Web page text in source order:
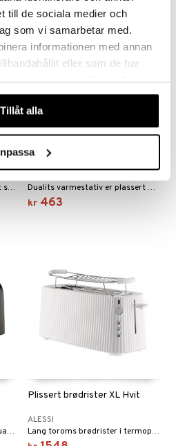
till de sociala medier och
som vi samarbetar med.
informationen med annan
eller som de har
av vår webbplats.
Tillåt alla
Toastgitter "Lite" i forkrommet stål fra Dualit. Levereres i to-pakk.
Dualit Varmerist Classic
Dualits varmestativ er plassert pent over alle Original og NewGen brødristere, for å tine eller holde varmen.
kr 463
Eksklusiv sort brødrister fra Dualit med to rom som kombinerer den klassiske retrostilen med moderne teknologi; en brødrister av høyeste kvalitet.
Plissert brødrister XL Hvit
ALESSI
Lang toroms brødrister i termoplast.